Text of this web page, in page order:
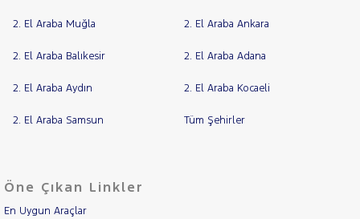
DCI
PACK
OPEL
2. El Araba Muğla 2. El Araba Ankara
2. El Araba Balıkesir 2. El Araba Adana
2. El Araba Aydın 2. El Araba Kocaeli
2. El Araba Samsun Tüm Şehirler
Öne Çıkan Linkler
En Uygun Araçlar